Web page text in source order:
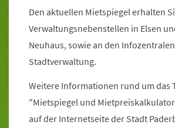
Den aktuellen Mietspiegel erhalten
Verwaltungsnebenstellen in Elsen
Neuhaus, sowie an den
Stadtverwaltung.
Weitere Informationen rund um das
"Mietspiegel und
auf der Internetseite der Stadt